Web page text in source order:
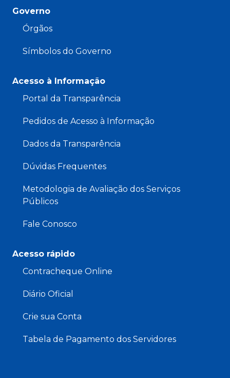
Governo
Órgãos
Símbolos do Governo
Acesso à Informação
Portal da Transparência
Pedidos de Acesso à Informação
Dados da Transparência
Dúvidas Frequentes
Metodologia de Avaliação dos Serviços
Públicos
Fale Conosco
Acesso rápido
Contracheque Online
Diário Oficial
Crie sua Conta
Tabela de Pagamento dos Servidores